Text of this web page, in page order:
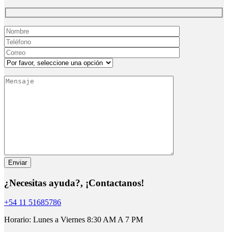
¿Necesitas ayuda?, ¡Contactanos!
+54 11 51685786
Horario: Lunes a Viernes 8:30 AM A 7 PM